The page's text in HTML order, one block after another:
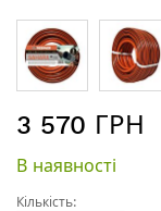
до
галереї
зображень
3 570 ГРН
В наявності
Кількість: